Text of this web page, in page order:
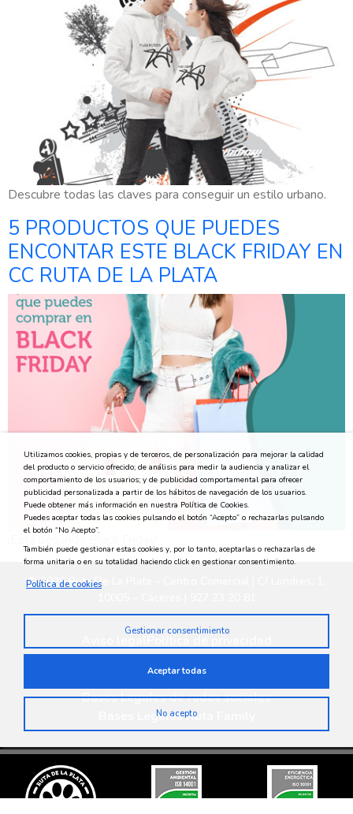
Descubre todas las claves para conseguir un estilo urbano.
5 PRODUCTOS QUE PUEDES
ENCONTAR ESTE BLACK FRIDAY EN
CC RUTA DE LA PLATA
¡Está llegando Black Friday!
© 2026 Ruta De La Plata – Centro Comercial | C/ Londres, 1,
Política medioambientalPolítica de cookies
Privacidad en redes sociales
Bases Legales de redes sociales
Bases Legales Ruta Family
Utilizamos cookies, propias y de terceros, de personalización para mejorar la calidad
del producto o servicio ofrecido; de análisis para medir la audiencia y analizar el
comportamiento de los usuarios; y de publicidad comportamental para ofrecer
publicidad personalizada a partir de los hábitos de navegación de los usuarios.
Puede obtener más información en nuestra Política de Cookies.
Puedes aceptar todas las cookies pulsando el botón “Acepto” o rechazarlas pulsando
el botón “No Acepto”.
También puede gestionar estas cookies y, por lo tanto, aceptarlas o rechazarlas de
forma unitaria o en su totalidad haciendo click en gestionar consentimiento.
Política de cookies
Gestionar consentimiento
Aceptar todas
No acepto